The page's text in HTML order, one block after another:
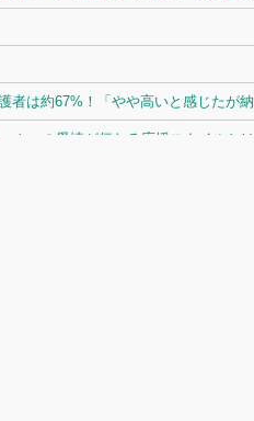
は約67%！「やや高いと感じたが
ムへの愛情が伝わる応援スタイルとは